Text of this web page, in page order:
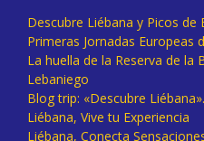
Descubre Liébana y Picos de
Primeras Jornadas Europeas
La huella de la Reserva de
Lebaniego
Blog trip: «Descubre Liébana».
Liébana, Vive tu Experiencia
Liébana, Conecta